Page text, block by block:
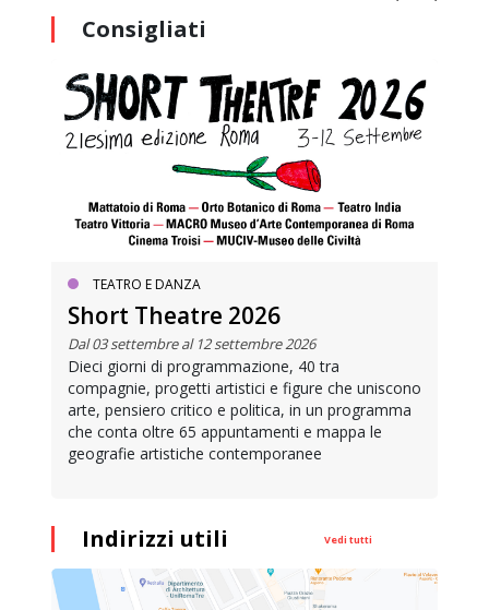
Consigliati
TEATRO E DANZA
Short Theatre 2026
Dal 03 settembre al 12 settembre 2026
Dieci giorni di programmazione, 40 tra
compagnie, progetti artistici e figure che uniscono
arte, pensiero critico e politica, in un programma
che conta oltre 65 appuntamenti e mappa le
geografie artistiche contemporanee
Indirizzi utili Vedi tutti